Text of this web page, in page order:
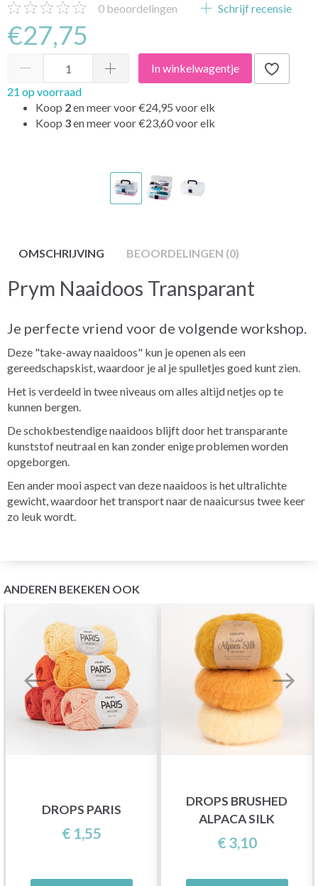
0 beoordelingen Schrijf recensie
€27,75
In winkelwagentje
21 op voorraad
Koop 2en meer voor€24,95 voor elk
Koop 3en meer voor€23,60voor elk
OMSCHRIJVING BEOORDELINGEN (0)
Prym Naaidoos Transparant
Je perfecte vriend voor de volgende workshop.
Deze "take-away naaidoos" kun je openen als een
gereedschapskist, waardoor je al je spulletjes goed kunt zien.
Het is verdeeld in twee niveaus om alles altijd netjes op te
kunnen bergen.
De schokbestendige naaidoos blijft door het transparante
kunststof neutraal en kan zonder enige problemen worden
opgeborgen.
Een ander mooi aspect van deze naaidoos is het ultralichte
gewicht, waardoor het transport naar de naaicursus twee keer
zo leuk wordt.
ANDEREN BEKEKEN OOK
DROPS PARIS
€ 1,55
DROPS BRUSHED
ALPACA SILK
€ 3,10